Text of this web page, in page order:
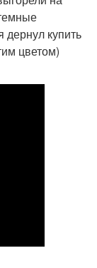
дернул купить
цветом)